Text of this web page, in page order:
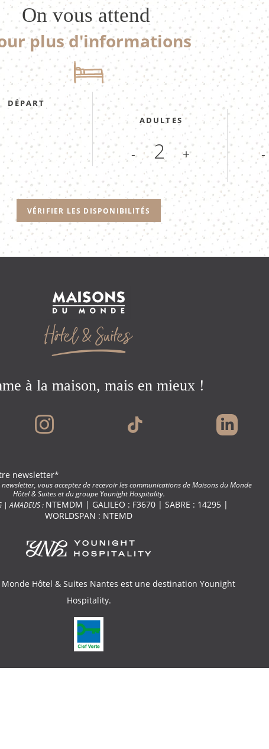
On vous attend
plus d'informations
DÉPART
ADULTES
- + -
VÉRIFIER LES DISPONIBILITÉS
à la maison, mais en mieux !
newsletter*
vous acceptez de recevoir les communications de Maisons du Monde
Hôtel & Suites et du groupe Younight Hospitality.
| AMADEUS : NTEMDM | GALILEO : F3670 | SABRE : 14295 |
WORLDSPAN : NTEMD
Hôtel & Suites Nantes est une destination Younight
Hospitality.